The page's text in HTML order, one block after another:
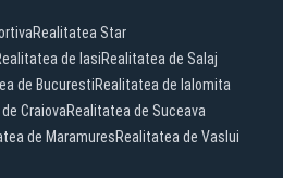
Realitatea Star
de IasiRealitatea de Salaj
de BucurestiRealitatea de Ialomita
CraiovaRealitatea de Suceava
de MaramuresRealitatea de Vaslui